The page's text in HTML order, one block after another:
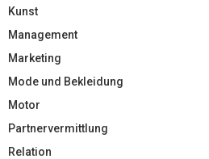
Kunst
Management
Marketing
Mode und Bekleidung
Motor
Partnervermittlung
Relation